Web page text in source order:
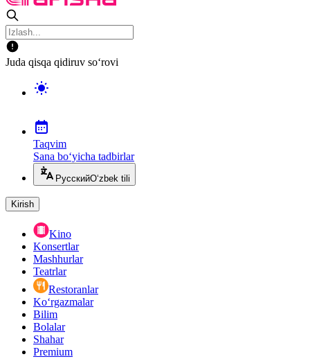
Juda qisqa qidiruv so‘rovi
Taqvim
Sana bo‘yicha tadbirlar
РусскийO‘zbek tili
Kirish
Kino
Konsertlar
Mashhurlar
Teatrlar
Restoranlar
Ko‘rgazmalar
Bilim
Bolalar
Shahar
Premium